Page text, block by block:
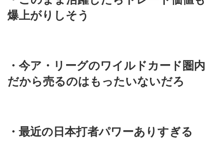
爆上がりしそう
・今ア・リーグのワイルドカード圏内
だから売るのはもったいないだろ
・最近の日本打者パワーありすぎる